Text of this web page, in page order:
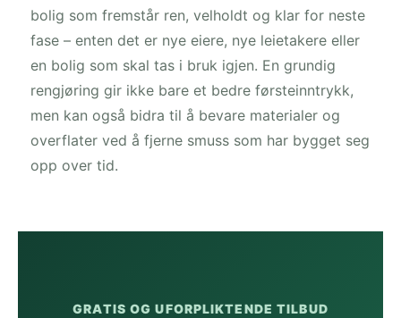
bolig som fremstår ren, velholdt og klar for neste
fase – enten det er nye eiere, nye leietakere eller
en bolig som skal tas i bruk igjen. En grundig
rengjøring gir ikke bare et bedre førsteinntrykk,
men kan også bidra til å bevare materialer og
overflater ved å fjerne smuss som har bygget seg
opp over tid.
GRATIS OG UFORPLIKTENDE TILBUD